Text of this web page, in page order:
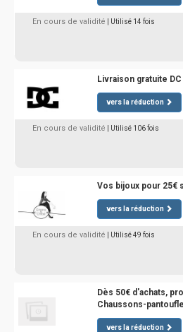
En cours de validité | Utilisé 14 fois
Livraison gratuite
vers la réduction
En cours de validité | Utilisé 106 fois
Vos bijoux pour 25€
vers la réduction
En cours de validité | Utilisé 49 fois
Dès 50€ d'achats,
Chaussons-
vers la réduction